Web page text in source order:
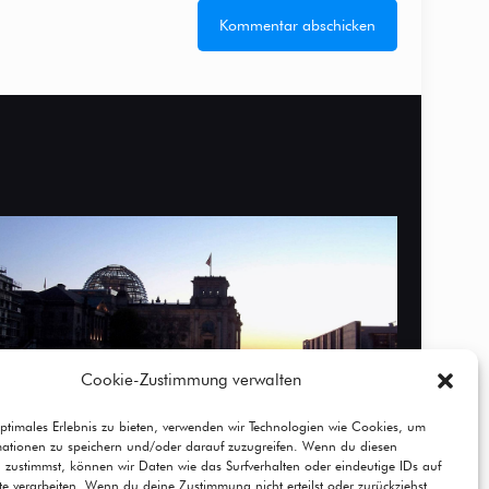
Cookie-Zustimmung verwalten
Erlebnis zu bieten, verwenden wir Technologien wie Cookies, um
zu speichern und/oder darauf zuzugreifen. Wenn du diesen
zustimmst, können wir Daten wie das Surfverhalten oder eindeutige IDs auf
verarbeiten. Wenn du deine Zustimmung nicht erteilst oder zurückziehst,